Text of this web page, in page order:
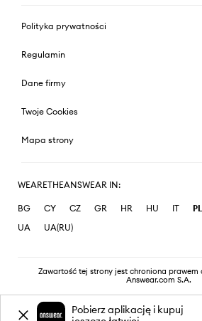
Polityka prywatności
Regulamin
Dane firmy
Twoje Cookies
Mapa strony
WEARETHEANSWEAR IN:
BG CY CZ GR HR HU IT PL
UA
UA(RU)
Zawartość tej strony jest chroniona
Answear.com S.A.
Pobierz aplikację i kupuj